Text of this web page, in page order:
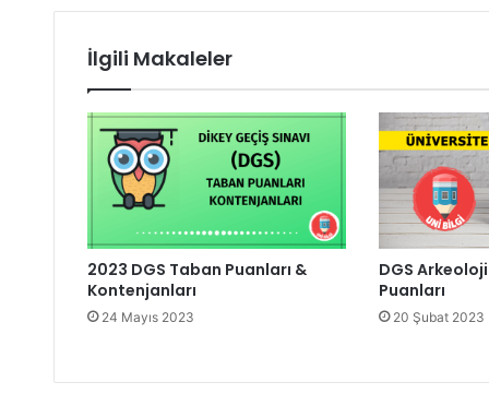
İlgili Makaleler
2023 DGS Taban Puanları &
Kontenjanları
24 Mayıs 2023
DGS
Puanları
20 Şubat 2023